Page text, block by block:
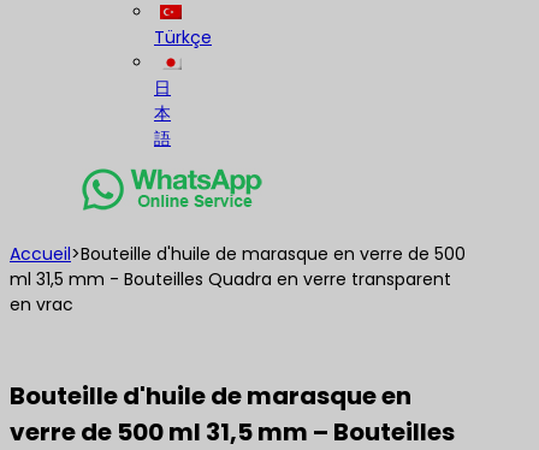
Türkçe
日
本
語
Accueil>Bouteille d'huile de marasque en verre de 500
ml 31,5 mm - Bouteilles Quadra en verre transparent
en vrac
Bouteille d'huile de marasque en
verre de 500 ml 31,5 mm – Bouteilles